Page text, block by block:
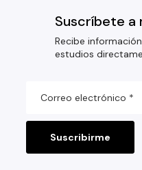
Suscríbete
Recibe
estudios